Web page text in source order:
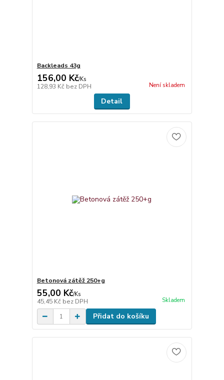
Backleads 43g
156,00 Kč/Ks
128,93 Kč bez DPH Není skladem
Detail
Betonová zátěž 250+g
55,00 Kč/Ks
45,45 Kč bez DPH Skladem
Přidat do košíku